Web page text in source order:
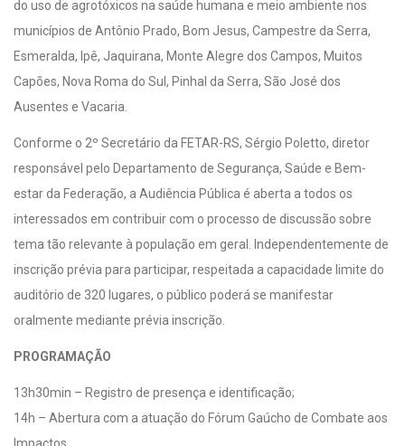
do uso de agrotóxicos na saúde humana e meio ambiente nos
municípios de Antônio Prado, Bom Jesus, Campestre da Serra,
Esmeralda, Ipê, Jaquirana, Monte Alegre dos Campos, Muitos
Capões, Nova Roma do Sul, Pinhal da Serra, São José dos
Ausentes e Vacaria.
Conforme o 2º Secretário da FETAR-RS, Sérgio Poletto, diretor
responsável pelo Departamento de Segurança, Saúde e Bem-
estar da Federação, a Audiência Pública é aberta a todos os
interessados em contribuir com o processo de discussão sobre
tema tão relevante à população em geral. Independentemente de
inscrição prévia para participar, respeitada a capacidade limite do
auditório de 320 lugares, o público poderá se manifestar
oralmente mediante prévia inscrição.
PROGRAMAÇÃO
13h30min – Registro de presença e identificação;
14h – Abertura com a atuação do Fórum Gaúcho de Combate aos